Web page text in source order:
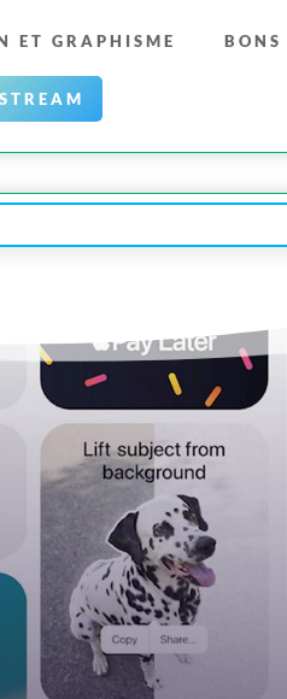
ET GRAPHISME BONS